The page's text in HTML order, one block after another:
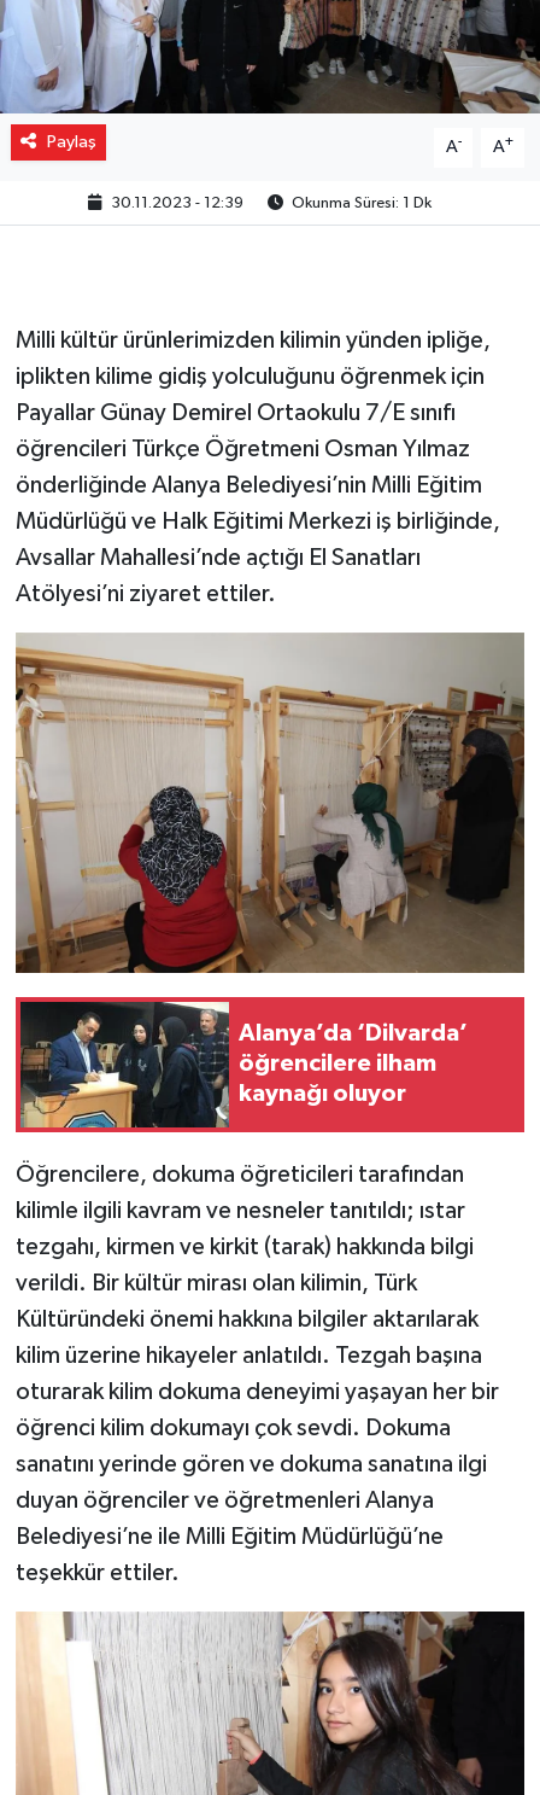
Paylaş A- A+
30.11.2023 - 12:39 Okunma Süresi: 1 Dk
Milli kültür ürünlerimizden kilimin yünden ipliğe,
iplikten kilime gidiş yolculuğunu öğrenmek için
Payallar Günay Demirel Ortaokulu 7/E sınıfı
öğrencileri Türkçe Öğretmeni Osman Yılmaz
önderliğinde Alanya Belediyesi’nin Milli Eğitim
Müdürlüğü ve Halk Eğitimi Merkezi iş birliğinde,
Avsallar Mahallesi’nde açtığı El Sanatları
Atölyesi’ni ziyaret ettiler.
Alanya’da ‘Dilvarda’
öğrencilere ilham
kaynağı oluyor
Öğrencilere, dokuma öğreticileri tarafından
kilimle ilgili kavram ve nesneler tanıtıldı; ıstar
tezgahı, kirmen ve kirkit (tarak) hakkında bilgi
verildi. Bir kültür mirası olan kilimin, Türk
Kültüründeki önemi hakkına bilgiler aktarılarak
kilim üzerine hikayeler anlatıldı. Tezgah başına
oturarak kilim dokuma deneyimi yaşayan her bir
öğrenci kilim dokumayı çok sevdi. Dokuma
sanatını yerinde gören ve dokuma sanatına ilgi
duyan öğrenciler ve öğretmenleri Alanya
Belediyesi’ne ile Milli Eğitim Müdürlüğü’ne
teşekkür ettiler.